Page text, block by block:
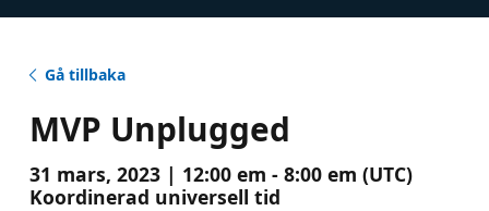
Gå tillbaka
MVP Unplugged
31 mars, 2023 | 12:00 em - 8:00 em (UTC)
Koordinerad universell tid